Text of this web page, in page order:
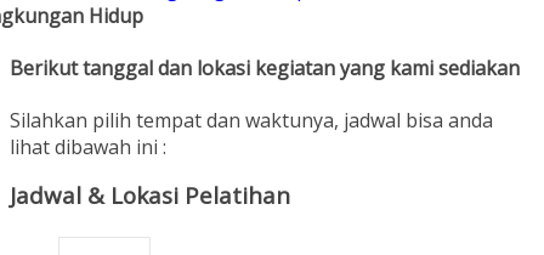
Hidup
Berikut tanggal dan lokasi kegiatan yang kami sediakan
Silahkan pilih tempat dan waktunya, jadwal bisa anda
lihat dibawah ini :
Jadwal & Lokasi Pelatihan